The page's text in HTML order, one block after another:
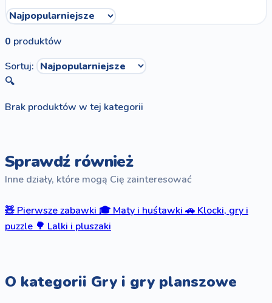
0 produktów
Sortuj:
🔍
Brak produktów w tej kategorii
Sprawdź również
Inne działy, które mogą Cię zainteresować
🧸 Pierwsze zabawki 🎓 Maty i huśtawki 🚗 Klocki, gry i
puzzle 🌳 Lalki i pluszaki
O kategorii Gry i gry planszowe